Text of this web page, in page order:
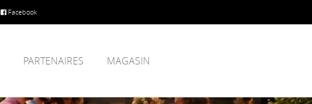
Facebook
PARTENAIRES MAGASIN